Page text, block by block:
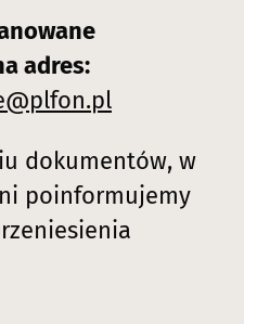
adres:
dokumentów, w
poinformujemy